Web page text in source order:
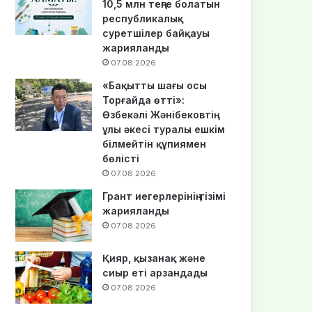
10,5 млн теңге болатын
республикалық
суретшілер байқауы
жарияланды
07.08.2026
«Бақытты шағы осы
Торғайда өтті»:
Өзбекәлі Жәнібековтің
ұлы әкесі туралы ешкім
білмейтін құпиямен
бөлісті
07.08.2026
Грант иегерлерінің тізімі
жарияланды
07.08.2026
Қияр, қызанақ және
сиыр еті арзандады
07.08.2026